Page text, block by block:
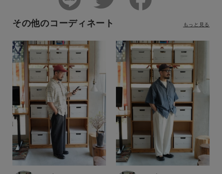
その他のコーディネート もっと見る